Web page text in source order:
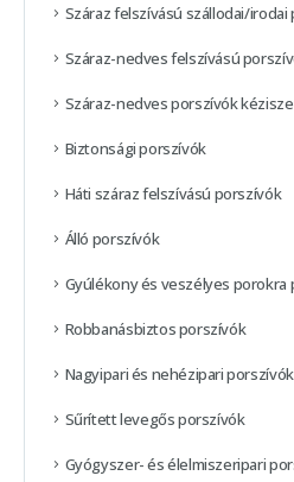
Száraz felszívású szállodai/irodai
Száraz-nedves felszívású
Száraz-nedves porszívók
Biztonsági porszívók
Háti száraz felszívású porszívók
Álló porszívók
Gyúlékony és veszélyes porokra
Robbanásbiztos porszívók
Nagyipari és nehézipari porszívók
Sűrített levegős porszívók
Gyógyszer- és élelmiszeripari